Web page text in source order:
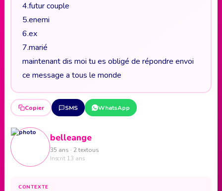
4.futur couple
5.enemi
6.ex
7.marié
maintenant dis moi tu es obligé de répondre envoi
ce message a tous le monde
Copier SMS WhatsApp
belleange
35 ans · 2 textous
Inscrit 13 ans
CONTEXTE